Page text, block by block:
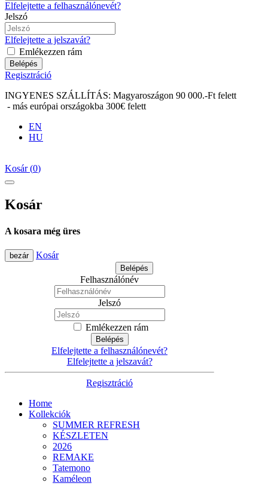
Elfelejtette a felhasználónevét?
Jelszó
Elfelejtette a jelszavát?
Emlékezzen rám
Belépés
Regisztráció
INGYENES SZÁLLÍTÁS: Magyaroszágon 90 000.-Ft felett
- más európai országokba 300€ felett
EN
HU
Kosár(0)
Kosár
A kosara még üres
bezár Kosár
Belépés
Felhasználónév
Jelszó
Emlékezzen rám
Belépés
Elfelejtette a felhasználónevét?
Elfelejtette a jelszavát?
Regisztráció
Home
Kollekciók
SUMMER REFRESH
KÉSZLETEN
2026
REMAKE
Tatemono
Kaméleon